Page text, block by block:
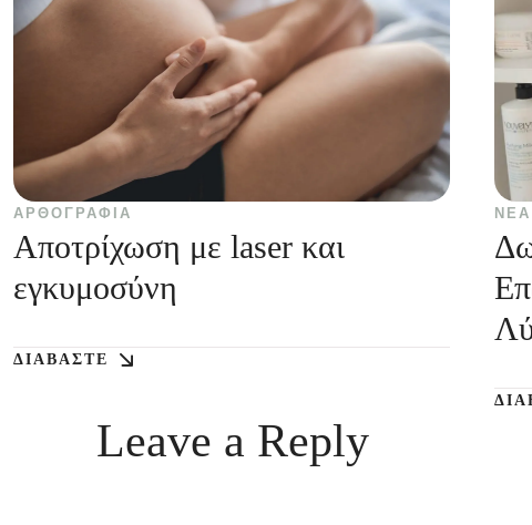
ΑΡΘΟΓΡΑΦΊΑ
Αποτρίχωση με laser και
εγκυμοσύνη
ΔΙΑΒΆΣΤΕ
ΝΈΑ
Leave a Reply